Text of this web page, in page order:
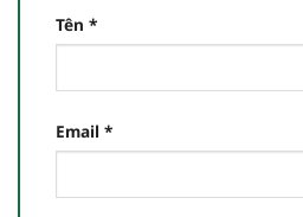
Tên *
Email *